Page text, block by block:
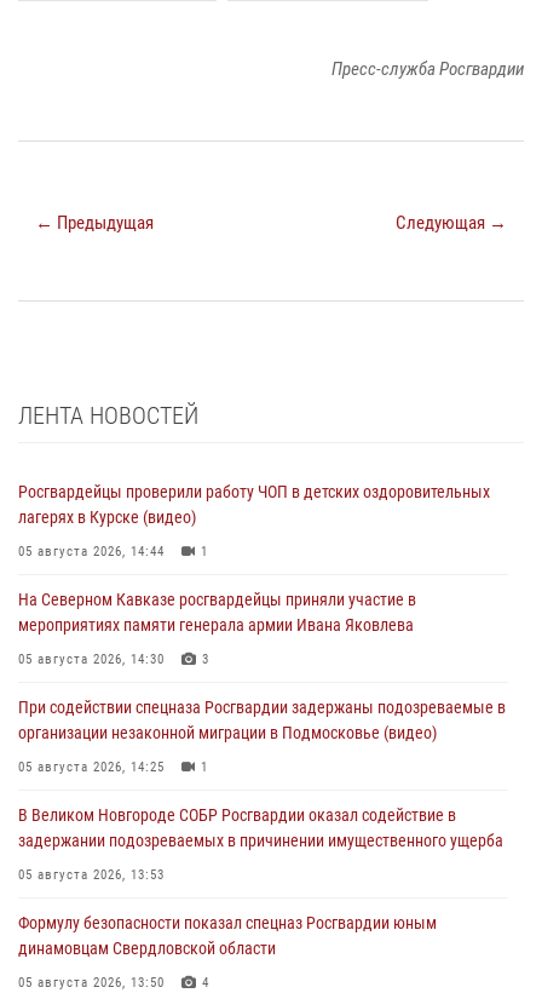
Пресс-служба Росгвардии
← Предыдущая Следующая →
ЛЕНТА НОВОСТЕЙ
Росгвардейцы проверили работу ЧОП в детских оздоровительных
лагерях в Курске (видео)
05 августа 2026, 14:44 1
На Северном Кавказе росгвардейцы приняли участие в
мероприятиях памяти генерала армии Ивана Яковлева
05 августа 2026, 14:30 3
При содействии спецназа Росгвардии задержаны подозреваемые в
организации незаконной миграции в Подмосковье (видео)
05 августа 2026, 14:25 1
В Великом Новгороде СОБР Росгвардии оказал содействие в
задержании подозреваемых в причинении имущественного ущерба
05 августа 2026, 13:53
Формулу безопасности показал спецназ Росгвардии юным
динамовцам Свердловской области
05 августа 2026, 13:50 4